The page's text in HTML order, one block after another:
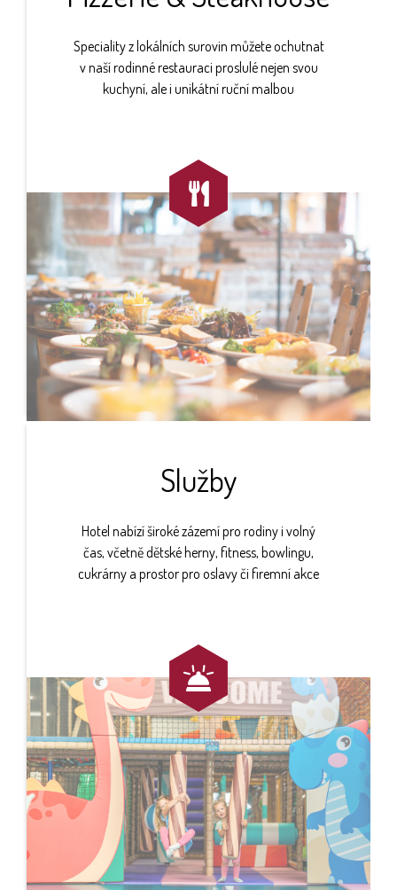
Speciality z lokálních surovin můžete ochutnat
v naší rodinné restauraci proslulé nejen svou
kuchyní, ale i unikátní ruční malbou

Služby
Hotel nabízí široké zázemí pro rodiny i volný
čas, včetně dětské herny, fitness, bowlingu,
cukrárny a prostor pro oslavy či firemní akce